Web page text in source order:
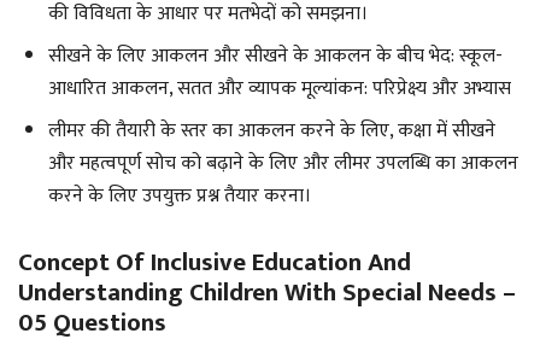
की विविधता के आधार पर मतभेदों को समझना।
सीखने के लिए आकलन और सीखने के आकलन के बीच भेद: स्कूल-
आधारित आकलन, सतत और व्यापक मूल्यांकन: परिप्रेक्ष्य और अभ्यास
लीमर की तैयारी के स्तर का आकलन करने के लिए, कक्षा में सीखने
और महत्वपूर्ण सोच को बढ़ाने के लिए और लीमर उपलब्धि का आकलन
करने के लिए उपयुक्त प्रश्न तैयार करना।
Concept Of Inclusive Education And
Understanding Children With Special Needs –
05 Questions